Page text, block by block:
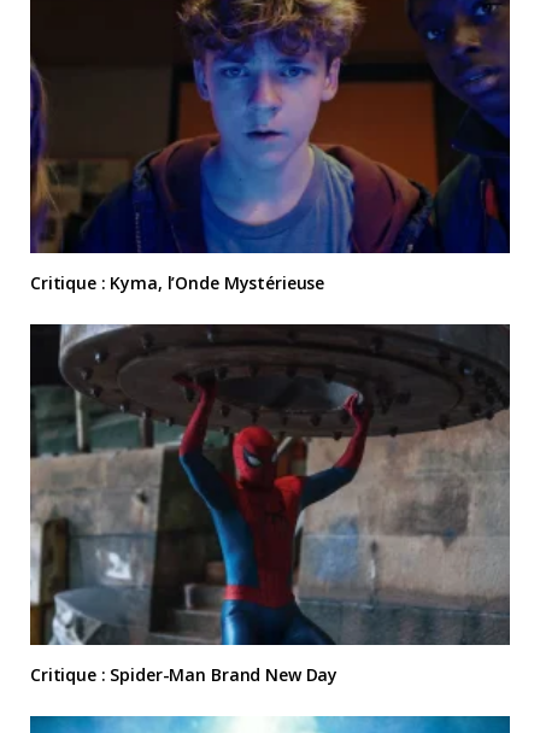
Critique : Kyma, l’Onde Mystérieuse
Critique : Spider-Man Brand New Day